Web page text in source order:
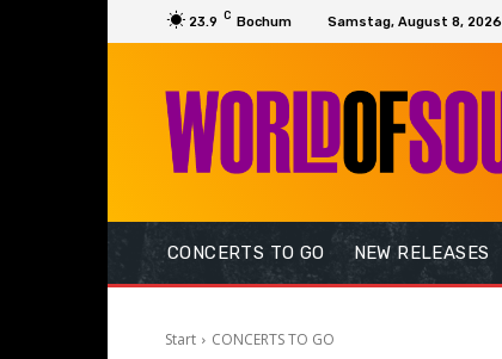
23.9 C Bochum Samstag, August 8, 2026
CONCERTS TO GO NEW RELEASES
Start CONCERTS TO GO